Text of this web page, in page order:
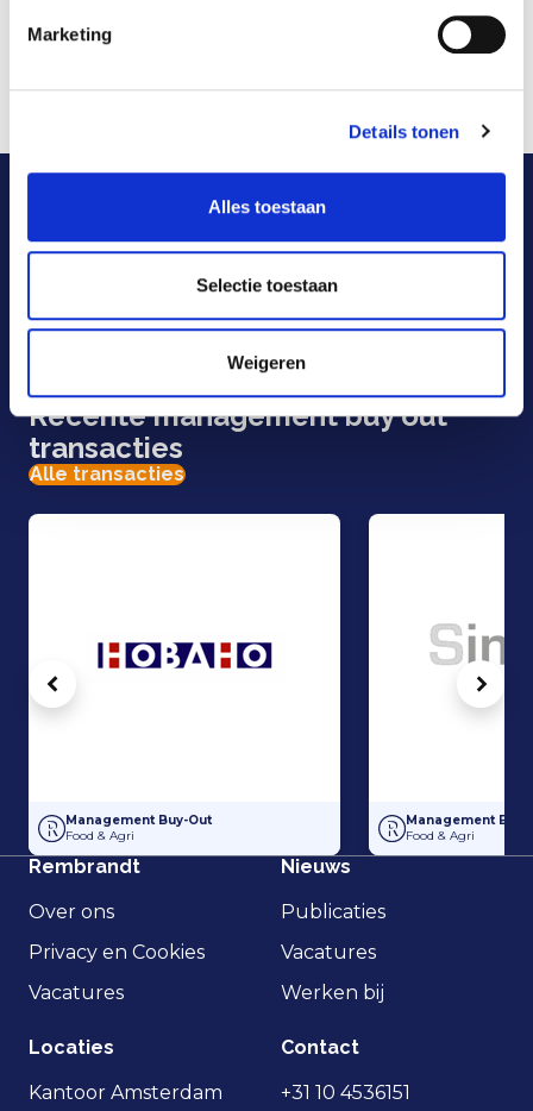
Marketing
Details tonen
Alles toestaan
Selectie toestaan
Weigeren
bloemenwinkels. In mei 2011 werd Rembrandt
F&O gevraagd door het management om te
www.hukra.nl
Onze adviseurs helpen u
E-mail
Recente management buy out
transacties
Alle transacties
Management Buy-Out Hobaho Horti Groep, onderdeel van Dümmen
Management Buy-Out
Food & Agri
Management Buy-
Management Buy-
Food & Agri
Vorige
Rembrandt
Over ons
Privacy en Cookies
Vacatures
Nieuws
Publicaties
Vacatures
Werken bij
Locaties
Kantoor Amsterdam
Contact
+31 10 4536151